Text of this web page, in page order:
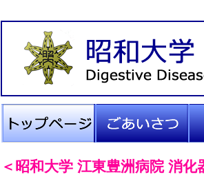
＜昭和大学 江東豊洲病院 消